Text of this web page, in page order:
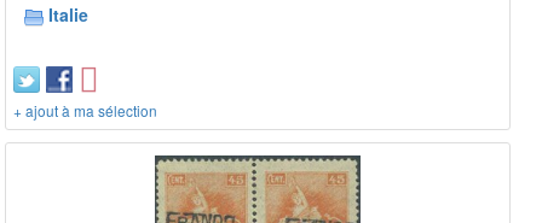
Italie
+ ajout à ma sélection